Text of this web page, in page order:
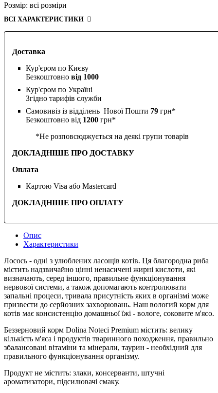
Доставка
Кур'єром по Києву
Безкоштовно від 1000
Кур'єром по Україні
Згідно тарифів служби
Самовивіз із відділень Нової Пошти 79 грн*
Безкоштовно від 1200 грн*
*Не розповсюджується на деякі групи товарів
ДОКЛАДНІШЕ ПРО ДОСТАВКУ
Оплата
Картою Visa або Mastercard
ДОКЛАДНІШЕ ПРО ОПЛАТУ
Розмір: всі розміри
ВСІ ХАРАКТЕРИСТИКИ
Опис
Характеристики
Лосось - одні з улюблених ласощів котів. Ця благородна риба
містить надзвичайно цінні ненасичені жирні кислоти, які
визначають, серед іншого, правильне функціонування
нервової системи, а також допомагають контролювати
запальні процеси, тривала присутність яких в організмі може
призвести до серйозних захворювань. Наш вологий корм для
котів має консистенцію домашньої їжі - вологе, соковите м'ясо.
Беззерновий корм Dolina Noteci Premium містить: велику
кількість м'яса і продуктів тваринного походження, правильно
збалансовані вітаміни та мінерали, таурин - необхідний для
правильного функціонування організму.
Продукт не містить: злаки, консерванти, штучні
ароматизатори, підсилювачі смаку.